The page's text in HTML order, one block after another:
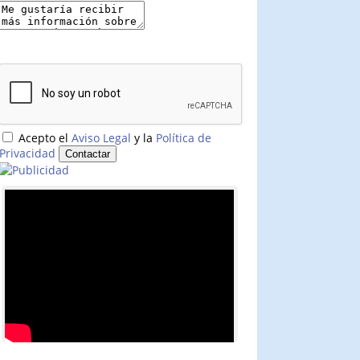
Acepto el Aviso Legal y la Política de
Privacidad